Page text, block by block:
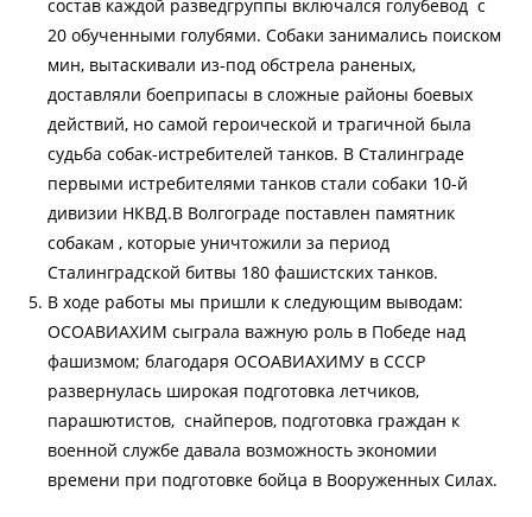
состав каждой разведгруппы включался голубевод с
20 обученными голубями. Собаки занимались поиском
мин, вытаскивали из-под обстрела раненых,
доставляли боеприпасы в сложные районы боевых
действий, но самой героической и трагичной была
судьба собак-истребителей танков. В Сталинграде
первыми истребителями танков стали собаки 10-й
дивизии НКВД.В Волгограде поставлен памятник
собакам , которые уничтожили за период
Сталинградской битвы 180 фашистских танков.
В ходе работы мы пришли к следующим выводам:
ОСОАВИАХИМ сыграла важную роль в Победе над
фашизмом; благодаря ОСОАВИАХИМУ в СССР
развернулась широкая подготовка летчиков,
парашютистов, снайперов, подготовка граждан к
военной службе давала возможность экономии
времени при подготовке бойца в Вооруженных Силах.